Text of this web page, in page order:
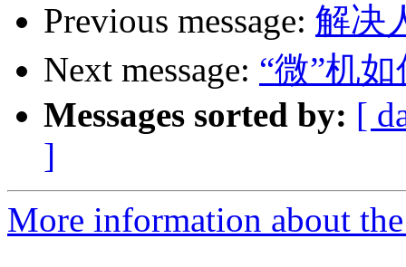
Previous message: 解决
Next message: “微”机
Messages sorted by: [
]
More information about